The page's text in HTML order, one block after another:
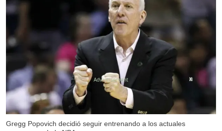
Gregg Popovich decidió seguir entrenando a los actuales
X